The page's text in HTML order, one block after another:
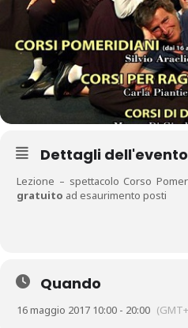
Dettagli dell'evento
Lezione – spettacolo Corso
gratuito ad esaurimento posti
Quando
16 maggio 2017 10:00 - 20:00